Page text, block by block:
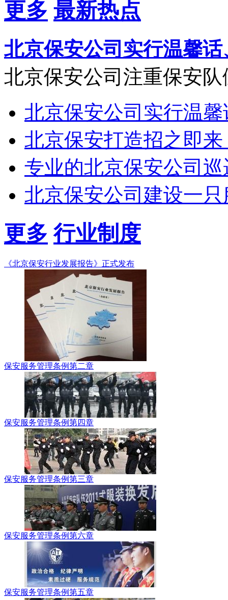
更多 最新热点
北京保安公司实行温馨
北京保安公司注重保安
北京保安公司实行温馨
北京保安打造招之即来
专业的北京保安公司巡
北京保安公司建设一只
更多 行业制度
《北京保安行业发展报告》正式发布
保安服务管理条例第二章
保安服务管理条例第四章
保安服务管理条例第三章
保安服务管理条例第六章
保安服务管理条例第五章